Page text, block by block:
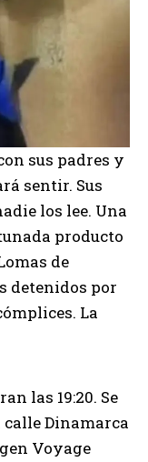
sus padres y
sentir. Sus
los lee. Una
producto
de
detenidos por
La
las 19:20. Se
Dinamarca
Voyage